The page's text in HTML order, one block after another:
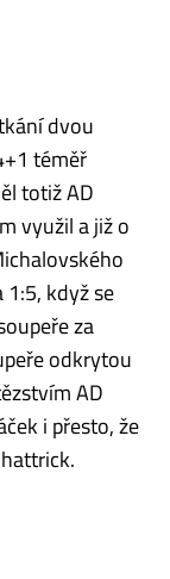
dvou
téměř
totiž AD
využil a již o
když se
za
odkrytou
AD
i přesto, že